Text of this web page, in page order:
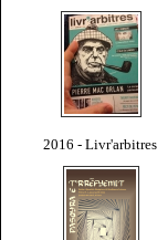
2016 - Livr'arbitres